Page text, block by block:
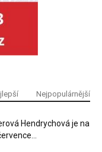
Nejpopulárnější
Hendrychová je na